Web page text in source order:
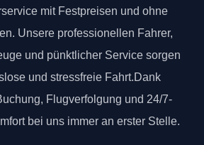
mit Festpreisen und ohne
Unsere professionellen Fahrer,
und pünktlicher Service sorgen
und stressfreie Fahrt.Dank
Flugverfolgung und 24/7-
bei uns immer an erster Stelle.